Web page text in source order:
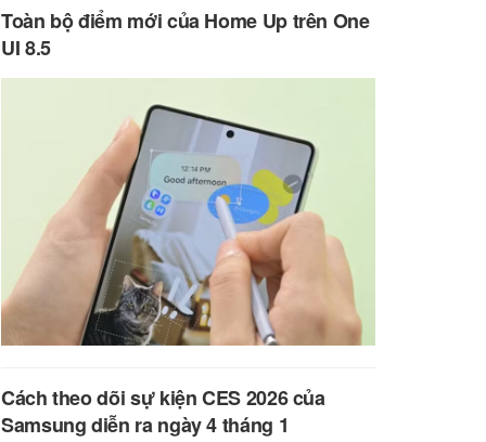
Toàn bộ điểm mới của Home Up trên One
UI 8.5
Cách theo dõi sự kiện CES 2026 của
Samsung diễn ra ngày 4 tháng 1